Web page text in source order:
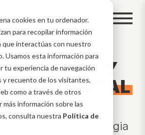
cookies en tu ordenador.
para recopilar información
que interactúas con nuestro
Usamos esta información para
tu experiencia de navegación
y recuento de los visitantes,
como a través de otros
más información sobre las
consulta nuestra Política de
IA, CRM Y
DIGITAL
IA, CRM, Estrategia